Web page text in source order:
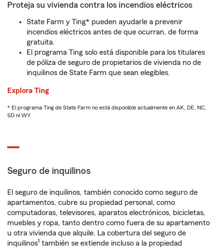
Proteja su vivienda contra los incendios eléctricos
State Farm y Ting* pueden ayudarle a prevenir
incendios eléctricos antes de que ocurran, de forma
gratuita.
El programa Ting solo está disponible para los titulares
de póliza de seguro de propietarios de vivienda no de
inquilinos de State Farm que sean elegibles.
Explora Ting
* El programa Ting de State Farm no está disponible actualmente en AK, DE, NC,
SD ni WY
Seguro de inquilinos
El seguro de inquilinos, también conocido como seguro de
apartamentos, cubre su propiedad personal, como
computadoras, televisores, aparatos electrónicos, bicicletas,
muebles y ropa, tanto dentro como fuera de su apartamento
u otra vivienda que alquile. La cobertura del seguro de
inquilinos1 también se extiende incluso a la propiedad